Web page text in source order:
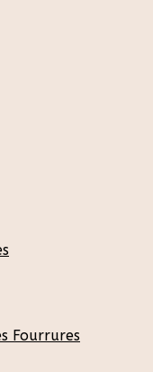
Fourrures